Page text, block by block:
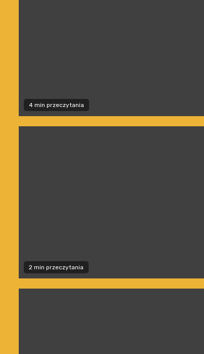
4 min przeczytania
2 min przeczytania